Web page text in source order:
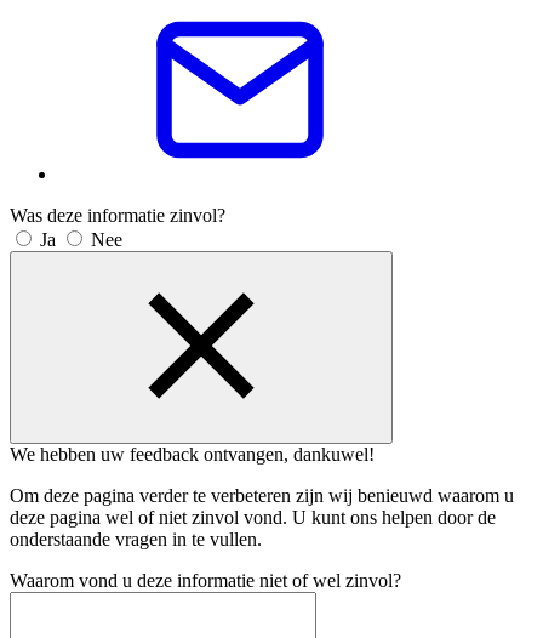
Was deze informatie zinvol?
Ja
Nee
We hebben uw feedback ontvangen, dankuwel!
Om deze pagina verder te verbeteren zijn wij benieuwd waarom u
deze pagina wel of niet zinvol vond. U kunt ons helpen door de
onderstaande vragen in te vullen.
Waarom vond u deze informatie niet of wel zinvol?